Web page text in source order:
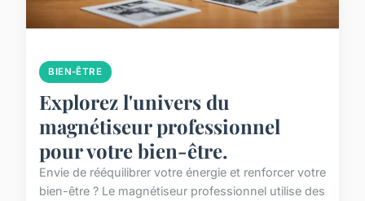
BIEN-ÊTRE
Explorez l'univers du
magnétiseur professionnel
pour votre bien-être.
Envie de rééquilibrer votre énergie et renforcer votre
bien-être ? Le magnétiseur professionnel utilise des